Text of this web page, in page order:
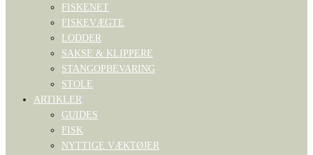
FISKENET
FISKEVÆGTE
LODDER
SAKSE & KLIPPERE
STANGOPBEVARING
STOLE
ARTIKLER
GUIDES
FISK
NYTTIGE VÆKTØJER